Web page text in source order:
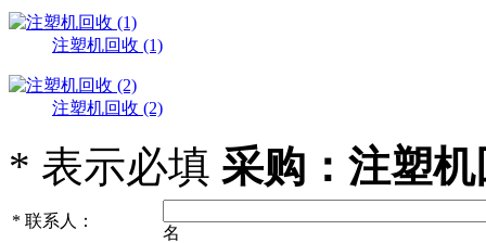
注塑机回收 (1)
注塑机回收 (2)
* 表示必填 采购：注塑机
* 联系人：
名